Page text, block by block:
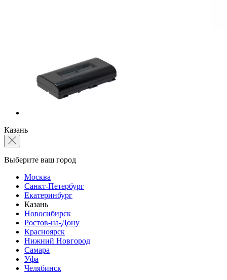
Казань
Выберите ваш город
Москва
Санкт-Петербург
Екатеринбург
Казань
Новосибирск
Ростов-на-Дону
Красноярск
Нижний Новгород
Самара
Уфа
Челябинск